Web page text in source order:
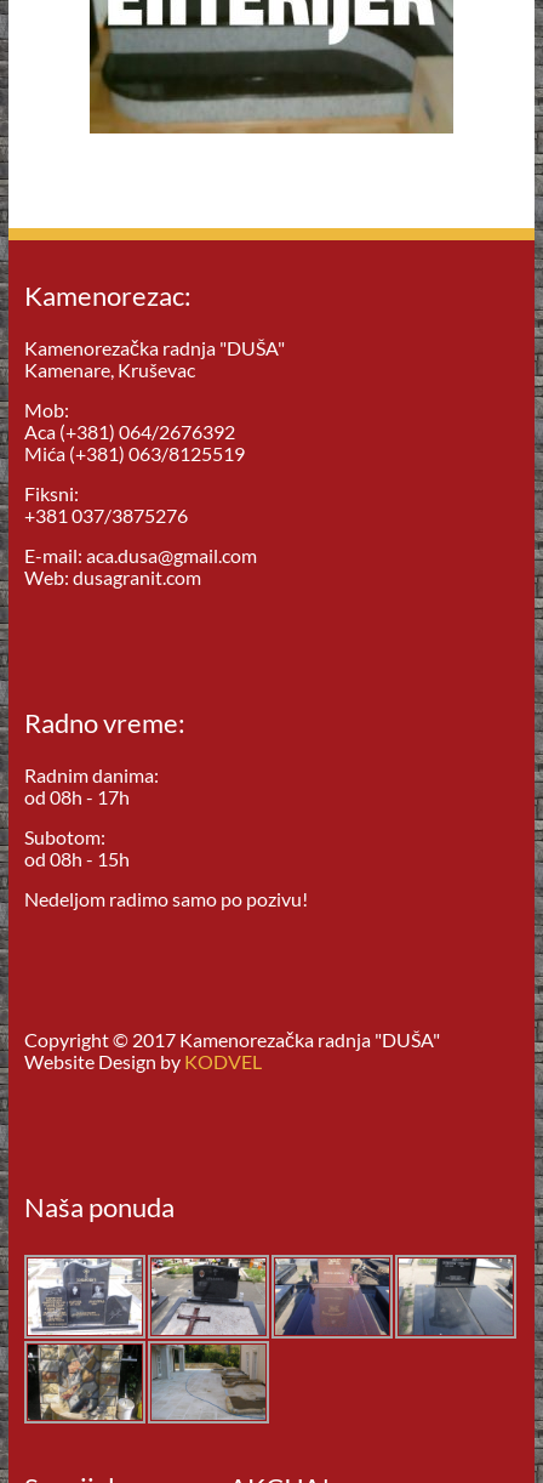
Kamenorezac:
Kamenorezačka radnja "DUŠA"
Kamenare, Kruševac
Mob:
Aca (+381) 064/2676392
Mića (+381) 063/8125519
Fiksni:
+381 037/3875276
E-mail: aca.dusa@gmail.com
Web: dusagranit.com
Radno vreme:
Radnim danima:
od 08h - 17h
Subotom:
od 08h - 15h
Nedeljom radimo samo po pozivu!
Copyright © 2017 Kamenorezačka radnja "DUŠA"
Website Design by KODVEL
Naša ponuda